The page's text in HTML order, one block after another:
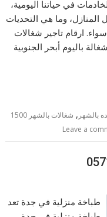
في حياتنا اليومية،
وما هي التحديات
ارقام تاجير شغالات
باليوم أبحر الجنوبية
بالشهر ,
شغالات بالشهر 1500
Leave a
طباخة منزلية في جدة تعد